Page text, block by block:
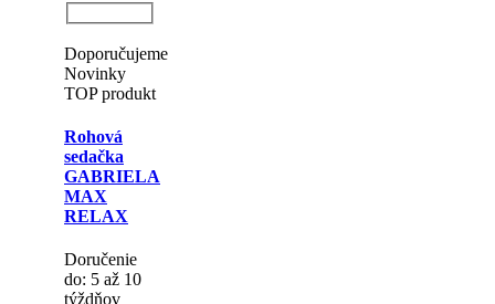
do: 10 až 12
týždňov
Rozmer:
Varianta:
rozkladacie
Materiál
poťahu:
pravá koža
Cena 2
428.00 €s
DPH